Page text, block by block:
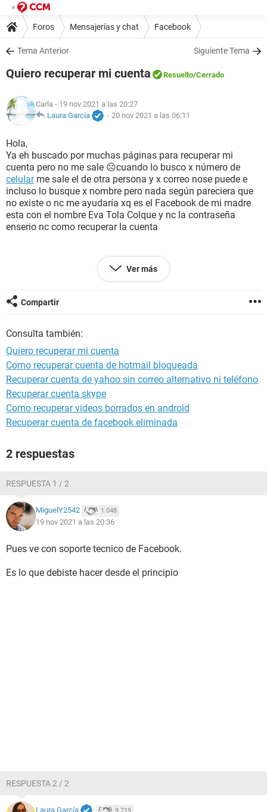
Foros Mensajerías y chat Facebook
Tema Anterior Siguiente Tema
Quiero recuperar mi cuenta Resuelto/Cerrado
Carla - 19 nov 2021 a las 20:27
Laura García
- 20 nov 2021 a las 06:11
Hola,
Ya eh buscado por muchas páginas para recuperar mi
cuenta pero no me sale ☹cuando lo busco x número de
celularme sale el de otra persona y x correo nose puede e
incluso lo busque x nombre pero nada según pareciera que
no existe o nc me ayudaría xq es el Facebook de mi madre
esta con el nombre Eva Tola Colque y nc la contraseña
enserio nc como recuperar la cuenta
Ver más
Compartir
Consulta también:
Quiero recuperar mi cuenta
Como recuperar cuenta de hotmail bloqueada
Recuperar cuenta de yahoo sin correo alternativo ni teléfono
Recuperar cuenta skype
Como recuperar videos borrados en android
Recuperar cuenta de facebook eliminada
2 respuestas
RESPUESTA 1 / 2
MiguelY2542 1.048
19 nov 2021 a las 20:36
Pues ve con soporte tecnico de Facebook.
Es lo que debiste hacer desde el principio
RESPUESTA 2 / 2
Laura García